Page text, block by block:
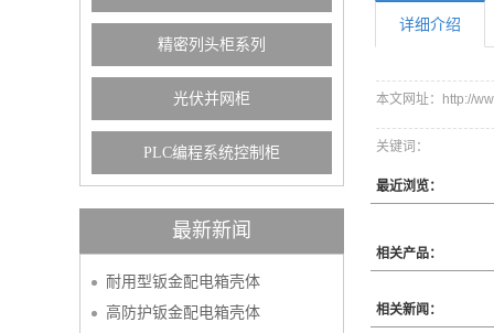
精密列头柜系列
光伏并网柜
PLC编程系统控制柜
最新新闻
耐用型钣金配电箱壳体
高防护钣金配电箱壳体
详细介绍
本文网址：http://
关键词：
最近浏览：
相关产品：
相关新闻：